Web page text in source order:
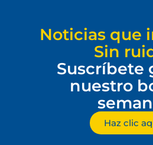
Noticias que
Sin
Suscríbete
nuestro
Haz clic